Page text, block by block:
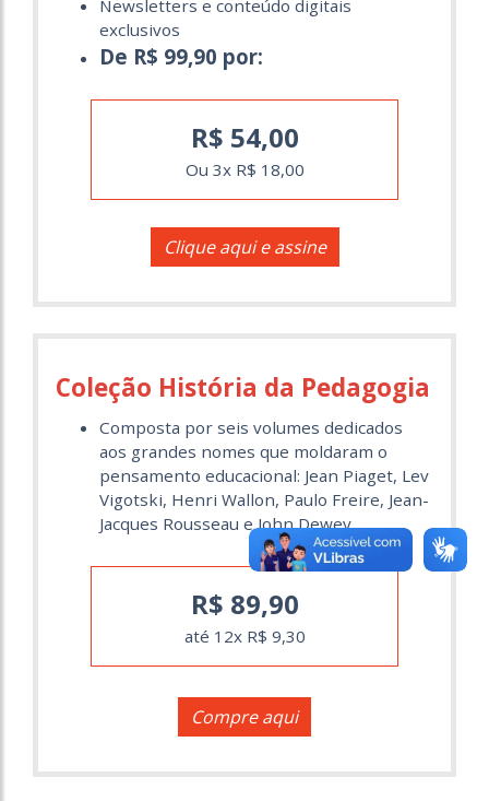
Newsletters e conteúdo digitais
exclusivos
De R$ 99,90 por:
R$ 54,00
Ou 3x R$ 18,00
Clique aqui e assine
Coleção História da Pedagogia
Composta por seis volumes dedicados
aos grandes nomes que moldaram o
pensamento educacional: Jean Piaget, Lev
Vigotski, Henri Wallon, Paulo Freire, Jean-
Jacques Rousseau e John Dewey.
R$ 89,90
até 12x R$ 9,30
Compre aqui